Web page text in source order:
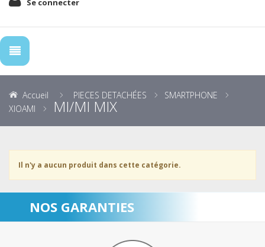
Se connecter
Accueil PIECES DETACHÉES
SMARTPHONE
XIOAMI
MI/MI MIX
Il n'y a aucun produit dans cette catégorie.
NOS GARANTIES